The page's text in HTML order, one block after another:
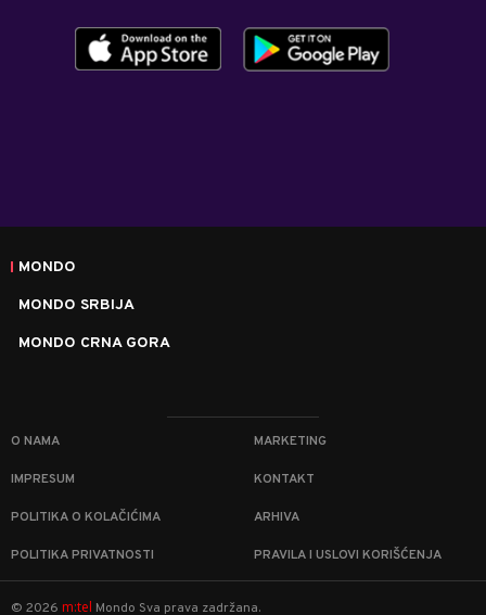
MONDO
MONDO SRBIJA
MONDO CRNA GORA
O NAMA MARKETING
IMPRESUM KONTAKT
POLITIKA O KOLAČIĆIMA ARHIVA
POLITIKA PRIVATNOSTI PRAVILA I USLOVI KORIŠĆENJA
© 2026 m:tel Mondo Sva prava zadržana.